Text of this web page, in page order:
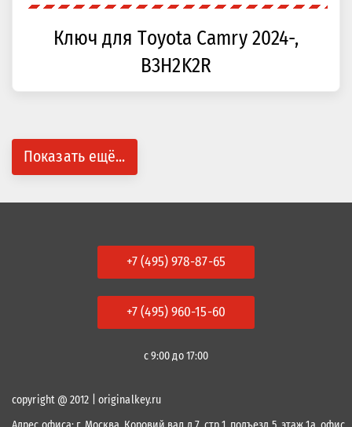
Ключ для Toyota Camry 2024-,
B3H2K2R
Показать ещё...
+7 (495) 978-87-65
+7 (495) 960-15-60
с 9:00 до 17:00
copyright @ 2012 | originalkey.ru